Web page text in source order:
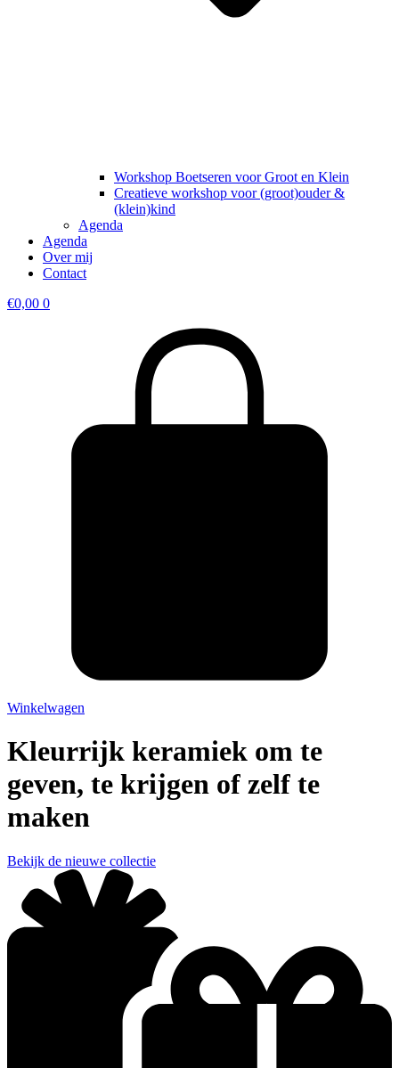
Workshop Boetseren voor Groot en Klein
Creatieve workshop voor (groot)ouder &
(klein)kind
Agenda
Agenda
Over mij
Contact
€0,00 0
Winkelwagen
Kleurrijk keramiek om te
geven, te krijgen of zelf te
maken​
Bekijk de nieuwe collectie